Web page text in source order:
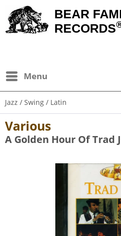
BEAR
RECORDS
Menu
Jazz / Swing / Latin
Various
A Golden Hour Of Trad